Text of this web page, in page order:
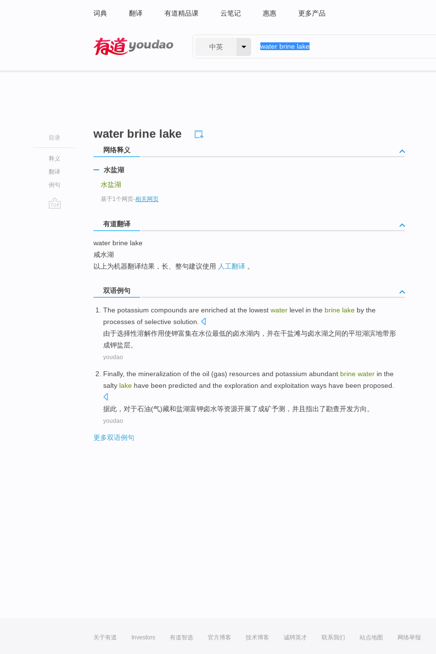
词典 翻译 有道精品课 云笔记 惠惠 更多产品
中英
目录
释义
翻译
例句
water brine lake
网络释义
水盐湖
水盐湖
基于1个网页-相关网页
有道翻译
water brine lake
咸水湖
以上为机器翻译结果，长、整句建议使用 人工翻译 。
双语例句
The potassium compounds are enriched at the lowest water level in the brine lake by the
processes of selective solution
由于选择性溶解作用使钾富集在水位最低的卤水湖内，并在干盐滩与卤水湖之间的平坦湖滨地带形
成钾盐层。
youdao
Finally, the mineralization of the oil (gas) resources and potassium abundant brine water in the
salty lake have been predicted and the exploration and exploitation ways have been proposed.
据此 ， 对于石油(气)藏和盐湖富钾卤水等资源开展了成矿予测， 并且 指出了勘查开发方向。
youdao
更多双语例句
关于有道 Investors 有道智选 官方博客 技术博客 诚聘英才 联系我们 站点地图 网络举报